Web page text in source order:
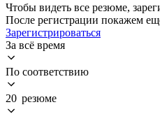
Чтобы видеть все резюме,
После регистрации покажем
Зарегистрироваться
За всё время
По соответствию
20 резюме